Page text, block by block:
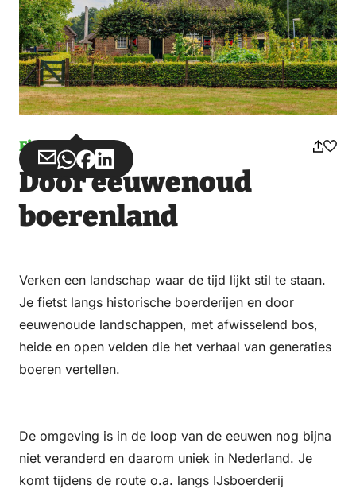
Fietsen
Deel
via
Deel
via
WhatsApp
Deel
op
Facebook
Deel
op
LinkedIn
Door eeuwenoud
boerenland
Verken een landschap waar de tijd lijkt stil te staan.
Je fietst langs historische boerderijen en door
eeuwenoude landschappen, met afwisselend bos,
heide en open velden die het verhaal van generaties
boeren vertellen.
De omgeving is in de loop van de eeuwen nog bijna
niet veranderd en daarom uniek in Nederland. Je
komt tijdens de route o.a. langs IJsboerderij